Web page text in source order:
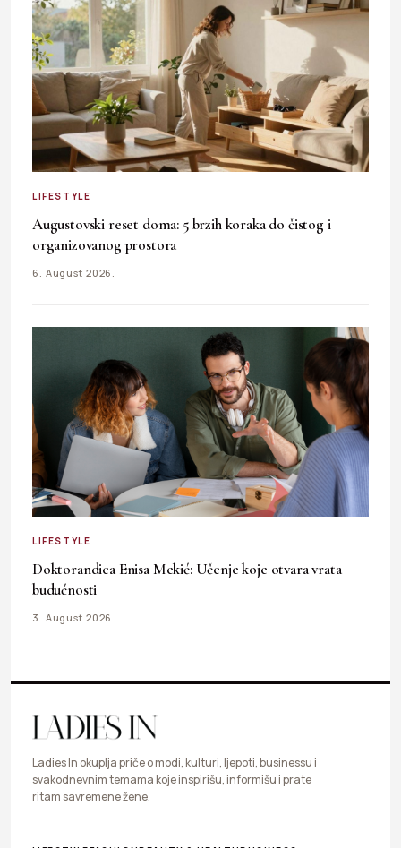
LIFESTYLE
Augustovski reset doma: 5 brzih koraka do čistog i
organizovanog prostora
6. August 2026.
LIFESTYLE
Doktorandica Enisa Mekić: Učenje koje otvara vrata
budućnosti
3. August 2026.
Ladies In okuplja priče o modi, kulturi, ljepoti, businessu i
svakodnevnim temama koje inspirišu, informišu i prate
ritam savremene žene.